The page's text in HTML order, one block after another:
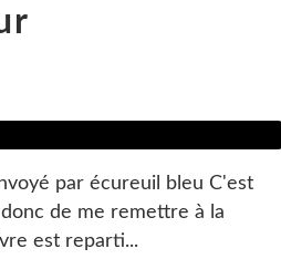
par écureuil bleu C'est
de me remettre à la
est reparti...